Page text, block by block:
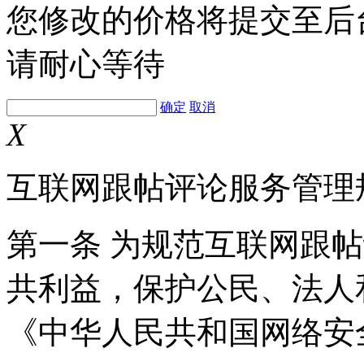
您修改的价格将提交至
请耐心等待
确定 取消
X
互联网跟帖评论服务管理
第一条 为规范互联网跟
共利益，保护公民、法
《中华人民共和国网络